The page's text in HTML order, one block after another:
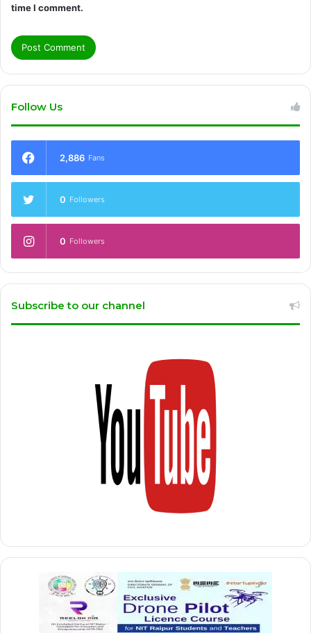
time I comment.
Follow Us
2,886 Fans
0 Followers
0 Followers
Subscribe to our channel